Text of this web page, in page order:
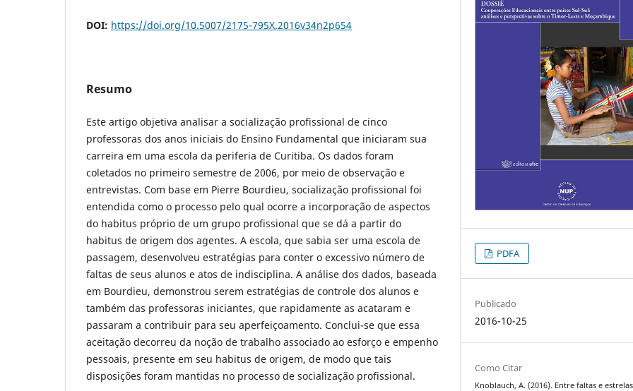
DOI: https://doi.org/10.5007/2175-795X.2016v34n2p654
Resumo
Este artigo objetiva analisar a socialização profissional de cinco
professoras dos anos iniciais do Ensino Fundamental que iniciaram sua
carreira em uma escola da periferia de Curitiba. Os dados foram
coletados no primeiro semestre de 2006, por meio de observação e
entrevistas. Com base em Pierre Bourdieu, socialização profissional foi
entendida como o processo pelo qual ocorre a incorporação de aspectos
do habitus próprio de um grupo profissional que se dá a partir do
habitus de origem dos agentes. A escola, que sabia ser uma escola de
passagem, desenvolveu estratégias para conter o excessivo número de
faltas de seus alunos e atos de indisciplina. A análise dos dados, baseada
em Bourdieu, demonstrou serem estratégias de controle dos alunos e
também das professoras iniciantes, que rapidamente as acataram e
passaram a contribuir para seu aperfeiçoamento. Conclui-se que essa
aceitação decorreu da noção de trabalho associado ao esforço e empenho
pessoais, presente em seu habitus de origem, de modo que tais
disposições foram mantidas no processo de socialização profissional.
PDFA
Publicado
2016-10-25
Como Citar
Knoblauch, A. (2016). Entre faltas e